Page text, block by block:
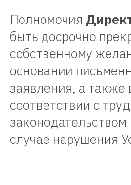
Полномочия
быть досрочно
собственному
основании
заявления, а также
соответствии с
случае нарушения
технологии"